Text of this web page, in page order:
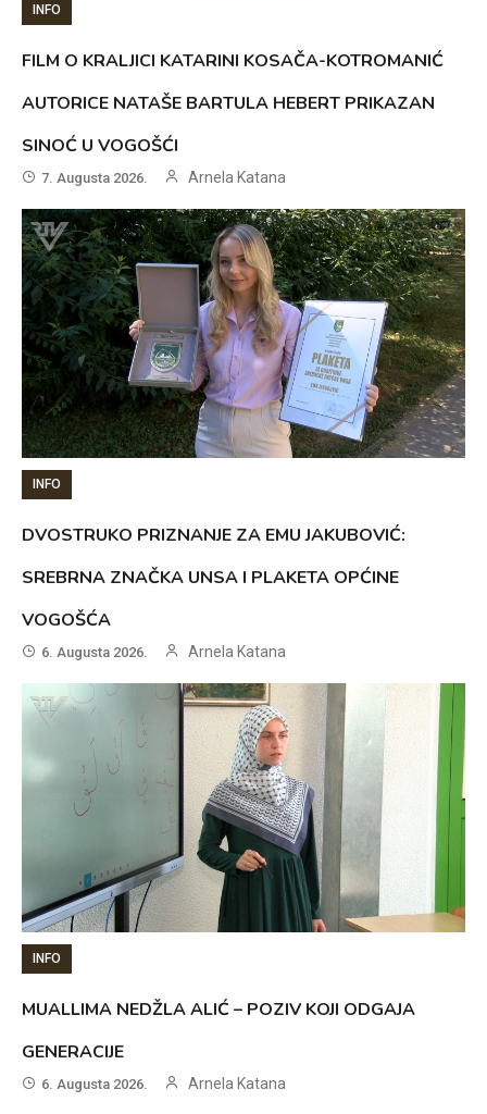
INFO
FILM O KRALJICI KATARINI KOSAČA-KOTROMANIĆ
AUTORICE NATAŠE BARTULA HEBERT PRIKAZAN
SINOĆ U VOGOŠĆI
7. Augusta 2026. Arnela Katana
INFO
DVOSTRUKO PRIZNANJE ZA EMU JAKUBOVIĆ:
SREBRNA ZNAČKA UNSA I PLAKETA OPĆINE
VOGOŠĆA
6. Augusta 2026. Arnela Katana
INFO
MUALLIMA NEDŽLA ALIĆ – POZIV KOJI ODGAJA
GENERACIJE
6. Augusta 2026. Arnela Katana